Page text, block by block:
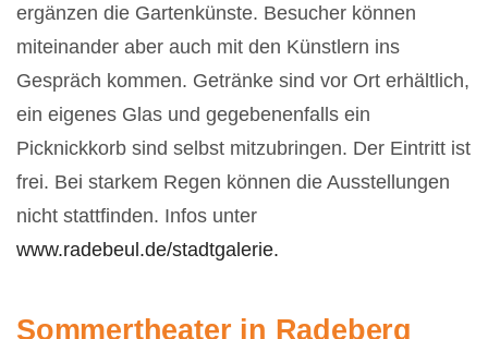
ergänzen die Gartenkünste. Besucher können
miteinander aber auch mit den Künstlern ins
Gespräch kommen. Getränke sind vor Ort erhältlich,
ein eigenes Glas und gegebenenfalls ein
Picknickkorb sind selbst mitzubringen. Der Eintritt ist
frei. Bei starkem Regen können die Ausstellungen
nicht stattfinden. Infos unter
www.radebeul.de/stadtgalerie.
Sommertheater in Radeberg